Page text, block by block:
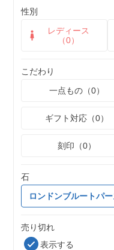
性別
レディース
（0）
こだわり
一点もの（0）
ギフト対応（0）
刻印（0）
石
ロンドンブルートパ
売り切れ
表示する